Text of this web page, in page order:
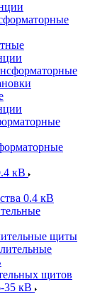
кВ
0.4 кВ
щиты
щитов
35 кВ